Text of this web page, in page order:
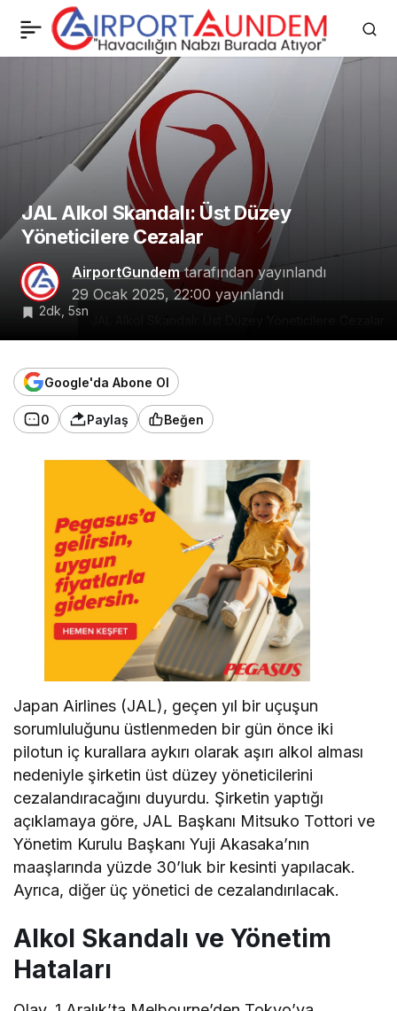
JAL Alkol Skandalı: Üst Düzey
Yöneticilere Cezalar
AirportGundemtarafından yayınlandı
29 Ocak 2025, 22:00 yayınlandı
2dk, 5sn
Google'da Abone Ol
0 Paylaş Beğen
Japan Airlines (JAL), geçen yıl bir uçuşun
sorumluluğunu üstlenmeden bir gün önce iki
pilotun iç kurallara aykırı olarak aşırı alkol alması
nedeniyle şirketin üst düzey yöneticilerini
cezalandıracağını duyurdu. Şirketin yaptığı
açıklamaya göre, JAL Başkanı Mitsuko Tottori ve
Yönetim Kurulu Başkanı Yuji Akasaka’nın
maaşlarında yüzde 30’luk bir kesinti yapılacak.
Ayrıca, diğer üç yönetici de cezalandırılacak.
Alkol Skandalı ve Yönetim
Hataları
İran, Rusya’dan Sukhoi-
35 Savaş Uçakları Satın
0 Paylaş